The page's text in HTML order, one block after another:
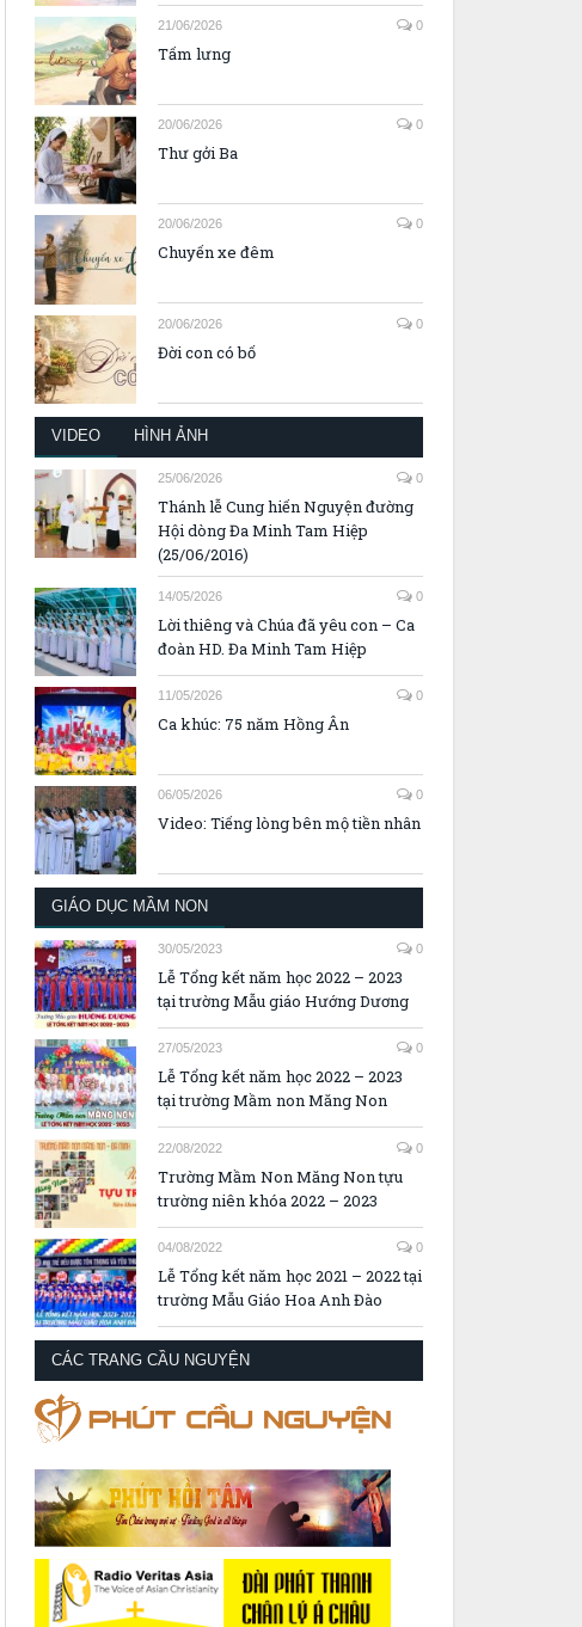
21/06/2026 0
Tấm lưng
20/06/2026 0
Thư gởi Ba
20/06/2026 0
Chuyến xe đêm
20/06/2026 0
Đời con có bố
VIDEO HÌNH ẢNH
25/06/2026 0
Thánh lễ Cung hiến Nguyện đường
Hội dòng Đa Minh Tam Hiệp
(25/06/2016)
14/05/2026 0
Lời thiêng và Chúa đã yêu con – Ca
đoàn HD. Đa Minh Tam Hiệp
11/05/2026 0
Ca khúc: 75 năm Hồng Ân
06/05/2026 0
Video: Tiếng lòng bên mộ tiền nhân
GIÁO DỤC MẦM NON
30/05/2023 0
Lễ Tổng kết năm học 2022 – 2023
tại trường Mẫu giáo Hướng Dương
27/05/2023 0
Lễ Tổng kết năm học 2022 – 2023
tại trường Mầm non Măng Non
22/08/2022 0
Trường Mầm Non Măng Non tựu
trường niên khóa 2022 – 2023
04/08/2022 0
Lễ Tổng kết năm học 2021 – 2022 tại
trường Mẫu Giáo Hoa Anh Đào
CÁC TRANG CẦU NGUYỆN